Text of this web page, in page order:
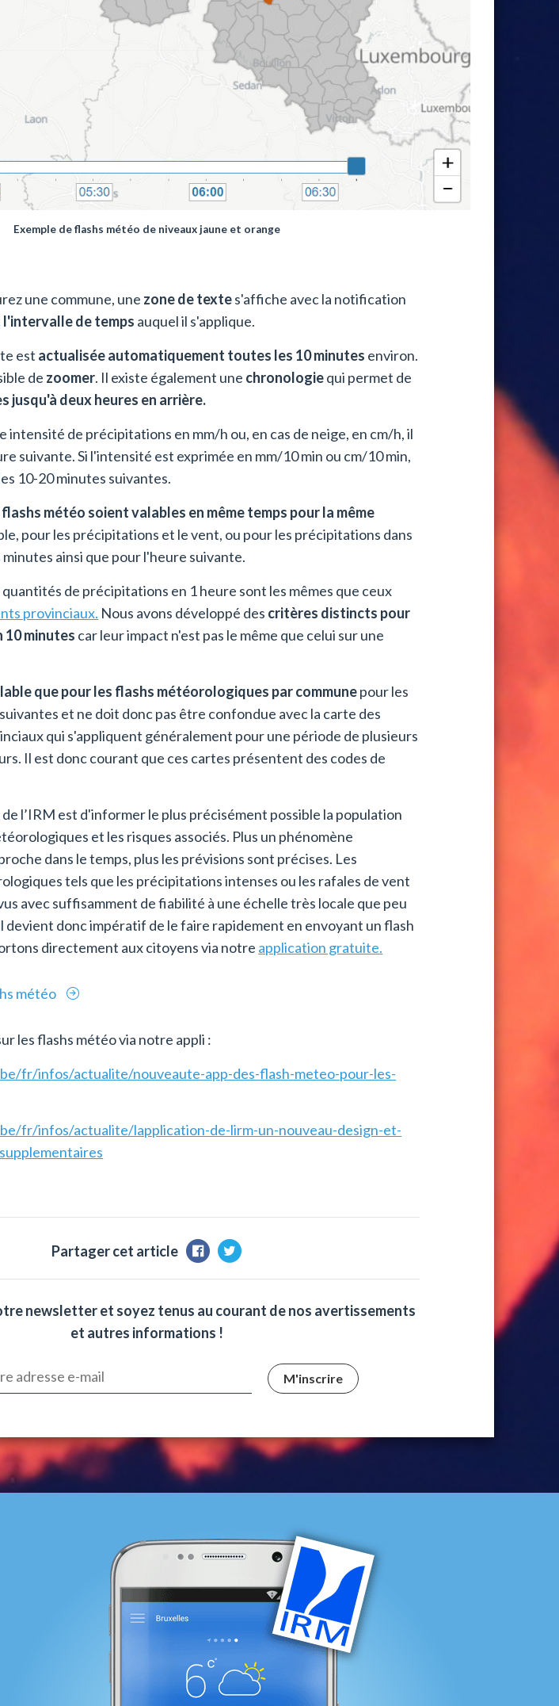
Exemple de flashs météo de niveaux jaune et orange
une commune, une zone de textes'affiche avec la notification
de temps auquel il s'applique.
est actualisée automatiquement toutes les 10 minutes environ.
de zoomer. Il existe également une chronologiequi permet de
jusqu'à deux heures en arrière.
intensité de précipitations en mm/h ou, en cas de neige, en cm/h, il
suivante. Si l'intensité est exprimée en mm/10 min ou cm/10 min,
10-20 minutes suivantes.
météo soient valables en même temps pour la même
pour les précipitations et le vent, ou pour les précipitations dans
ainsi que pour l'heure suivante.
quantités de précipitations en 1 heure sont les mêmes que ceux
provinciaux. Nous avons développé des critères distincts pour
10 minutes car leur impact n'est pas le même que celui sur une
que pour les flashs météorologiques par communepour les
et ne doit donc pas être confondue avec la carte des
qui s'appliquent généralement pour une période de plusieurs
Il est donc courant que ces cartes présentent des codes de
l’IRM est d'informer le plus précisément possible la population
et les risques associés. Plus un phénomène
dans le temps, plus les prévisions sont précises. Les
tels que les précipitations intenses ou les rafales de vent
avec suffisamment de fiabilité à une échelle très locale que peu
devient donc impératif de le faire rapidement en envoyant un flash
directement aux citoyens via notre application gratuite.
météo
les flashs météo via notre appli :
fr/infos/actualite/nouveaute-app-des-flash-meteo-pour-les-
fr/infos/actualite/lapplication-de-lirm-un-nouveau-design-et-
Partager cet article
newsletter et soyez tenus au courant de nos avertissements
et autres informations !
M'inscrire